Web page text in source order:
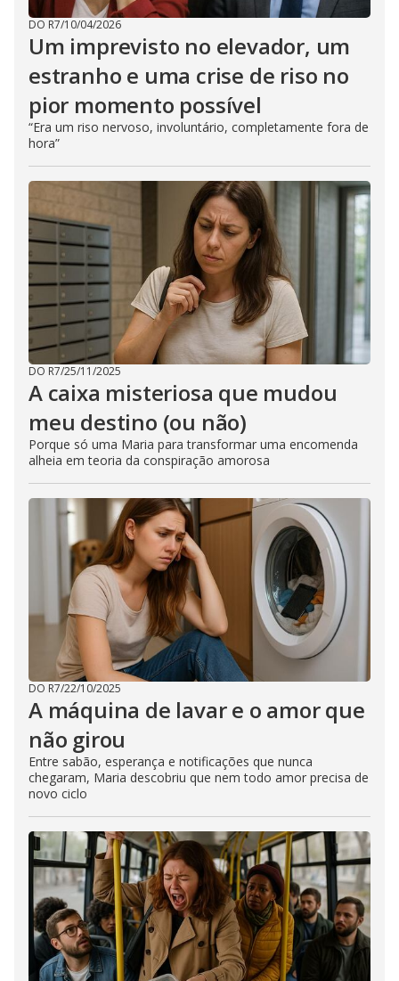
DO R7/10/04/2026
Um imprevisto no elevador, um
estranho e uma crise de riso no
pior momento possível
“Era um riso nervoso, involuntário, completamente fora de
hora”
DO R7/25/11/2025
A caixa misteriosa que mudou
meu destino (ou não)
Porque só uma Maria para transformar uma encomenda
alheia em teoria da conspiração amorosa
DO R7/22/10/2025
A máquina de lavar e o amor que
não girou
Entre sabão, esperança e notificações que nunca
chegaram, Maria descobriu que nem todo amor precisa de
novo ciclo